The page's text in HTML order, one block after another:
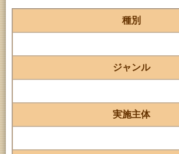
種別
ジャンル
実施主体